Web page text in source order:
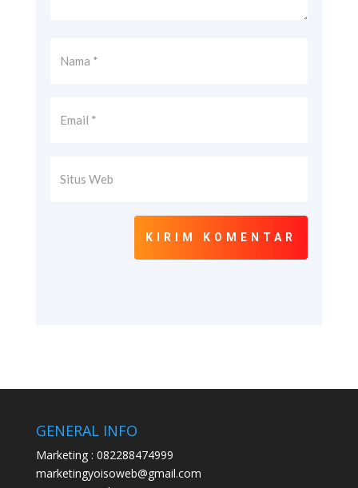
KIRIM KOMENTAR
GENERAL INFO
Marketing : 082288474999
marketingyoisoweb@gmail.com